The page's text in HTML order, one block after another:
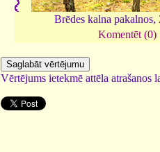
Brēdes kalna pakalnos,
Komentēt (0)
Vērtējums ietekmē attēla atrašanos